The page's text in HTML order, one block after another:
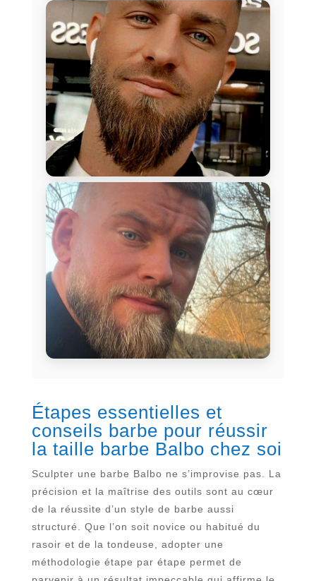
Étapes essentielles et
conseils barbe pour réussir
la taille barbe Balbo chez soi
Sculpter une barbe Balbo ne s’improvise pas. La
précision et la maîtrise des outils sont au cœur
de la réussite d’un style de barbe aussi
structuré. Que l’on soit novice ou habitué du
rasoir et de la tondeuse, adopter une
méthodologie étape par étape permet de